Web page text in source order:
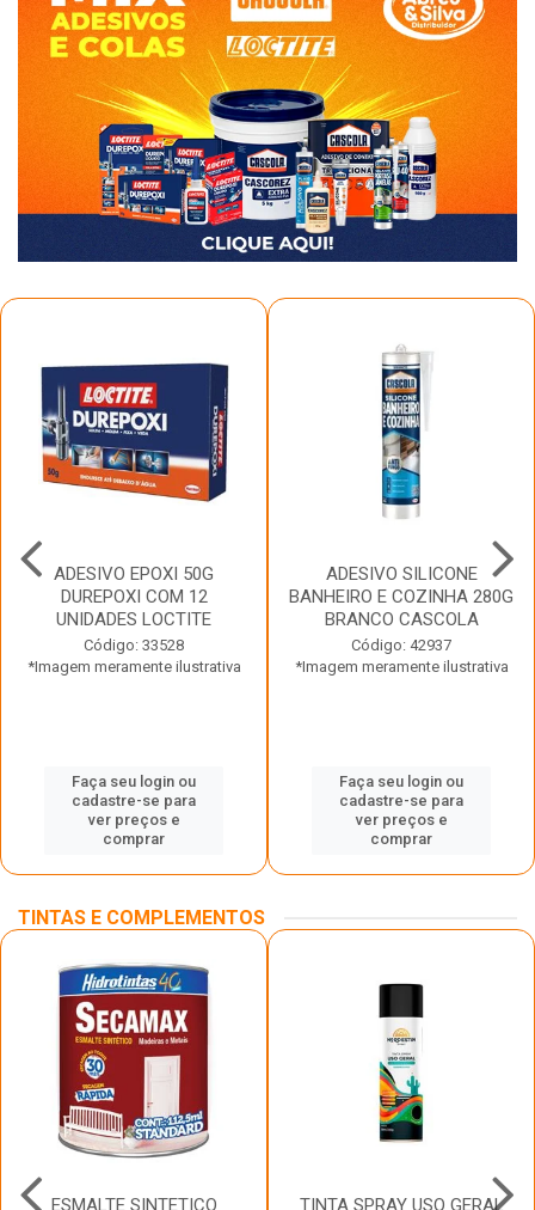
ADESIVO EPOXI 50G
DUREPOXI COM 12
UNIDADES LOCTITE
Código: 33528
*Imagem meramente ilustrativa
Faça seu login ou
cadastre-se para
ver preços e
comprar
ADESIVO SILICONE
BANHEIRO E COZINHA 280G
BRANCO CASCOLA
Código: 42937
*Imagem meramente ilustrativa
Faça seu login ou
cadastre-se para
ver preços e
comprar
TINTAS E COMPLEMENTOS
ESMALTE SINTETICO TINTA SPRAY USO GERAL